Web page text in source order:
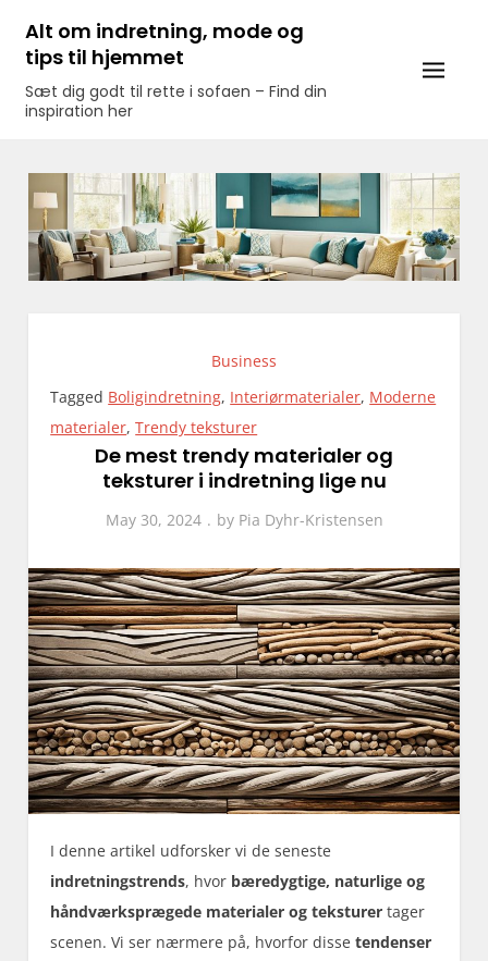
content
Alt om indretning, mode og
tips til hjemmet
Sæt dig godt til rette i sofaen – Find din
inspiration her
Business
Tagged Boligindretning, Interiørmaterialer, Moderne
materialer,Trendy teksturer
De mest trendy materialer og
teksturer i indretning lige nu
May 30, 2024 by Pia Dyhr-Kristensen
I denne artikel udforsker vi de seneste
indretningstrends, hvor bæredygtige, naturlige og
håndværksprægede materialer og teksturer tager
scenen. Vi ser nærmere på, hvorfor dissetendenser